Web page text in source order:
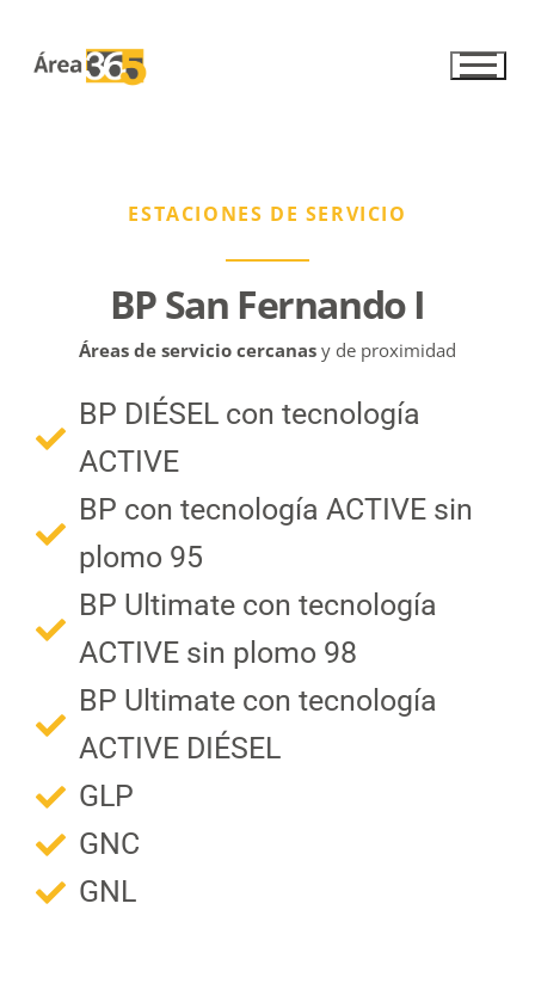
Nosotros
Responsabilidad Social Corporativa
Servicios
Área de lavado
Restaurantes y cafeterías
Combustibles alternativos
Contacto
Contacto
FAQS
ESTACIONES DE SERVICIO
BP San Fernando I
Áreas de servicio cercanas y de proximidad
BP DIÉSEL con tecnología
ACTIVE
BP con tecnología ACTIVE sin
plomo 95
BP Ultimate con tecnología
ACTIVE sin plomo 98
BP Ultimate con tecnología
ACTIVE DIÉSEL
GLP
GNC
GNL